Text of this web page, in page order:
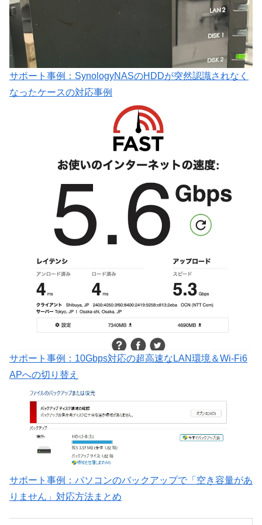
サポート事例：SynologyNASのHDDが突然認識されなく
なったケースの対応事例
サポート事例：10Gbps対応の超高速なLAN環境＆Wi-Fi6
APへの切り替え
サポート事例：パソコンのバックアップで「空き容量があ
りません」対応方法まとめ